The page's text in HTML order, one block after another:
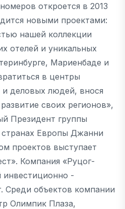
откроется в 2013
новыми проектами:
нашей коллекции
отелей и уникальных
Мариенбаде и
в центры
и деловых людей, внося
своих регионов»,
Президент группы
Европы Джанни
проектов выступает
Компания «Руцог-
-
Среди объектов компании
Олимпик Плаза,